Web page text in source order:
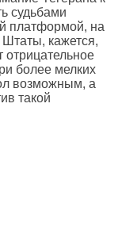
судьбами
платформой, на
кажется,
отрицательное
более мелких
возможным, а
такой